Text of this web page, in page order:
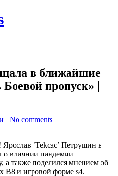
в ближайшие
пропуск» |
No comments
‘Tekcac’ Петрушин в
о влиянии пандемии
а также поделился мнением об
B8 и игровой форме s4.